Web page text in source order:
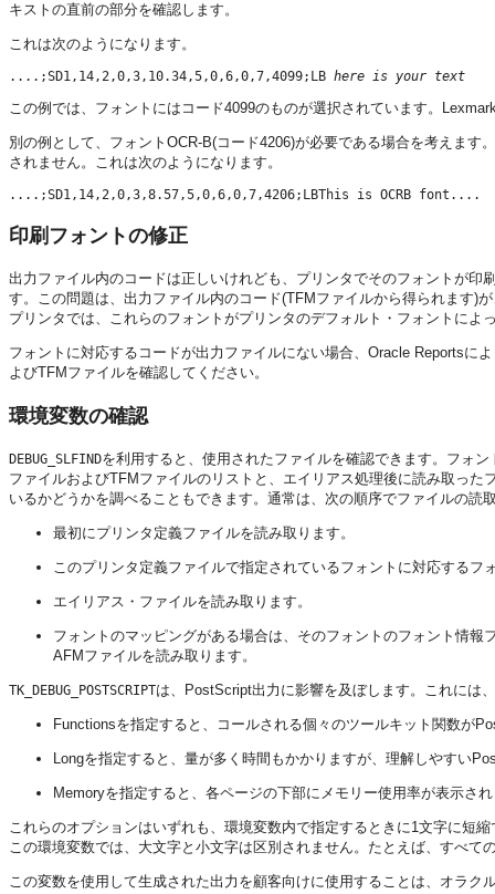
キストの直前の部分を確認します。
これは次のようになります。
....;SD1,14,2,0,3,10.34,5,0,6,0,7,4099;LB here is your text
この例では、フォントにはコード4099のものが選択されています。
別の例として、フォントOCR-B(コード4206)が必要である場合を考えま
されません。これは次のようになります。
印刷フォントの修正
出力ファイル内のコードは正しいけれども、プリンタでそのフォントが
す。この問題は、出力ファイル内のコード(TFMファイルから得られます)
プリンタでは、これらのフォントがプリンタのデフォルト・フォントによ
フォントに対応するコードが出力ファイルにない場合、Oracle Reportsに
よびTFMファイルを確認してください。
環境変数の確認
DEBUG_SLFINDを利用すると、使用されたファイルを確認できます。フォ
ファイルおよびTFMファイルのリストと、エイリアス処理後に読み取っ
いるかどうかを調べることもできます。通常は、次の順序でファイルの読
最初にプリンタ定義ファイルを読み取ります。
このプリンタ定義ファイルで指定されているフォントに対応するフ
エイリアス・ファイルを読み取ります。
フォントのマッピングがある場合は、そのフォントのフォント情
AFMファイルを読み取ります。
TK_DEBUG_POSTSCRIPTは、PostScript出力に影響を及ぼします。これには
Functionsを指定すると、コールされる個々のツールキット関数が
Longを指定すると、量が多く時間もかかりますが、理解しやすい
Memoryを指定すると、各ページの下部にメモリー使用率が表示さ
これらのオプションはいずれも、環境変数内で指定するときに1文字に短
この環境変数では、大文字と小文字は区別されません。たとえば、すべて
この変数を使用して生成された出力を顧客向けに使用することは、オラ